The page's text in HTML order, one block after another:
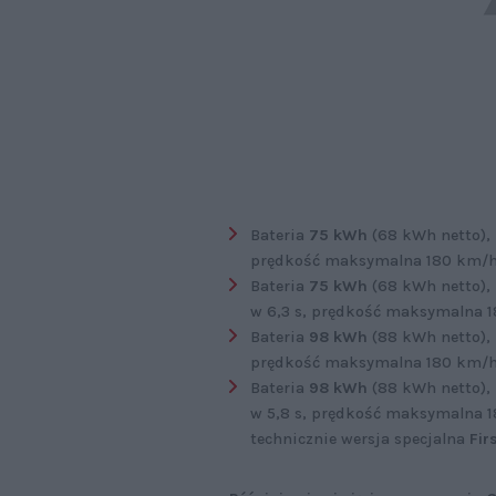
Bateria 75 kWh (68 kWh netto),
prędkość maksymalna 180 km/
Bateria 75 kWh (68 kWh netto),
w 6,3 s, prędkość maksymalna
Bateria 98 kWh (88 kWh netto),
prędkość maksymalna 180 km/
Bateria 98 kWh (88 kWh netto),
w 5,8 s, prędkość maksymalna
technicznie wersja specjalna